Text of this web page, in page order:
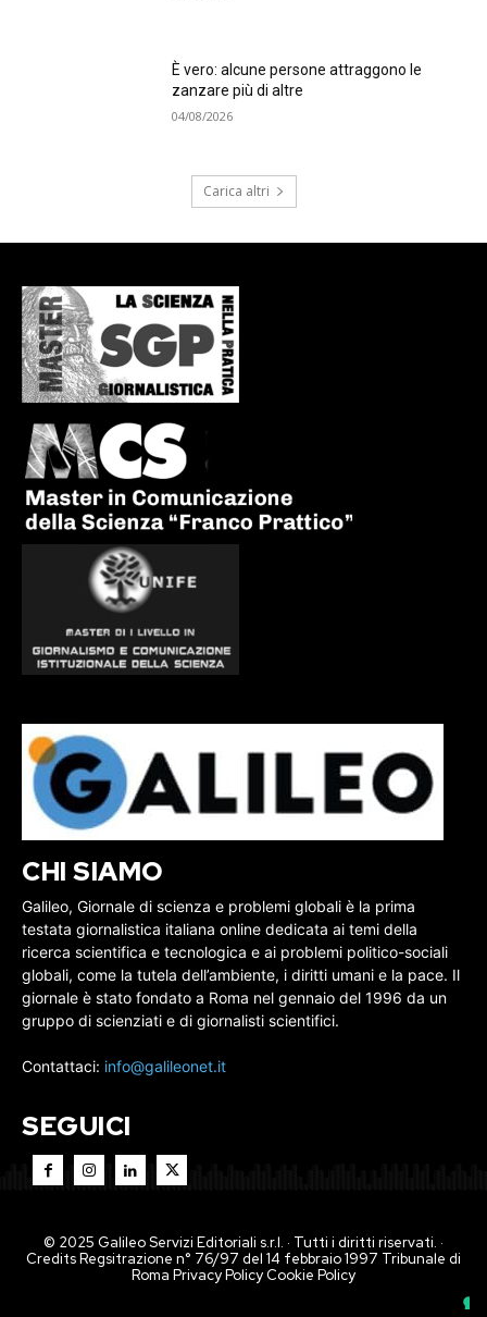
È vero: alcune persone attraggono le
zanzare più di altre
04/08/2026
Carica altri
CHI SIAMO
Galileo, Giornale di scienza e problemi globali è la prima
testata giornalistica italiana online dedicata ai temi della
ricerca scientifica e tecnologica e ai problemi politico-sociali
globali, come la tutela dell’ambiente, i diritti umani e la pace. Il
giornale è stato fondato a Roma nel gennaio del 1996 da un
gruppo di scienziati e di giornalisti scientifici.
Contattaci: info@galileonet.it
SEGUICI
© 2025 Galileo Servizi Editoriali s.r.l. · Tutti i diritti riservati. ·
Credits Regsitrazione n° 76/97 del 14 febbraio 1997 Tribunale di
Roma Privacy PolicyCookie Policy